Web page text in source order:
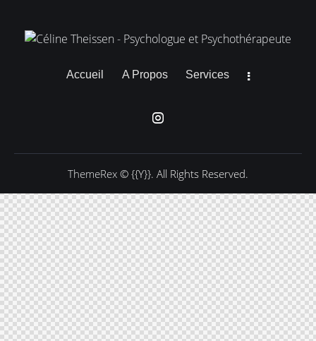
Accueil A Propos Services
ThemeRex © {{Y}}. All Rights Reserved.